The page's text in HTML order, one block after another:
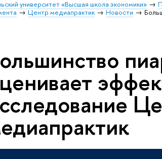
университет «Высшая школа экономики»
Центр медиапрактик Новости